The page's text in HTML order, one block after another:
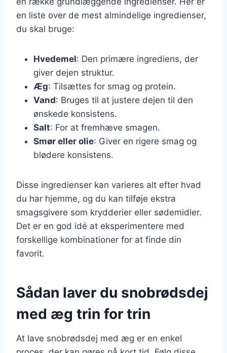
en liste over de mest almindelige ingredienser,
du skal bruge:
Hvedemel: Den primære ingrediens, der
giver dejen struktur.
Æg: Tilsættes for smag og protein.
Vand: Bruges til at justere dejen til den
ønskede konsistens.
Salt: For at fremhæve smagen.
Smør eller olie: Giver en rigere smag og
blødere konsistens.
Disse ingredienser kan varieres alt efter hvad
du har hjemme, og du kan tilføje ekstra
smagsgivere som krydderier eller sødemidler.
Det er en god idé at eksperimentere med
forskellige kombinationer for at finde din
favorit.
Sådan laver du snobrødsdej
med æg trin for trin
At lave snobrødsdej med æg er en enkel